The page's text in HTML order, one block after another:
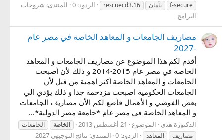
f-secure
بأمان rescuecd3.16 الردود: 0 المنتدى: شروحات
البرامج
مصاريف الجامعات و المعاهد الخاصة في مصر عام
-2027
أقدم لكم هذا الموضوع عن مصاريف الجامعات و المعاهد
الخاصة في مصر عام 2015-2014 و ذلك لأن أصبحت
الجامعات و المعاهد الخاصة أكثر اهمية من قبل لأن
الجامعات الحكومية اصبحت مزدحمة جدا و ذلك يؤدي الي
بعض الفوضي و الأهمال فأضع لكم الأن مصاريف الجامعات
و المعاهد الخاصة في مصر عام *جامعة مصر الدولية*...
الدكتورة هدى الموضوع 21 أغسطس 2013 الخاصة
الجامعات
مصاريف
المعاهد الردود: 0 المنتدى: نتائج التوجيهي 2027